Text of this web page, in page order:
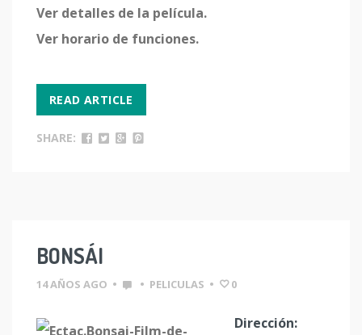
Ver detalles de la película.
Ver horario de funciones.
READ ARTICLE
SHARE:
BONSÁI
14 AÑOS AGO • • PELICULAS • 0
Dirección: